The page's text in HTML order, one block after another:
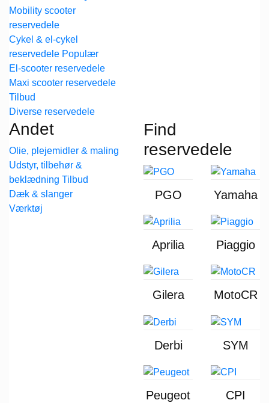
Mobility scooter
reservedele
Cykel & el-cykel
reservedele
El-scooter reservedele
Maxi scooter reservedele
Diverse reservedele
Andet
Olie, plejemidler & maling
Udstyr, tilbehør &
beklædning
Dæk & slanger
Værktøj
Find
reservedele
PGO Yamaha
Aprilia Piaggio
Gilera MotoCR
Derbi SYM
Peugeot CPI